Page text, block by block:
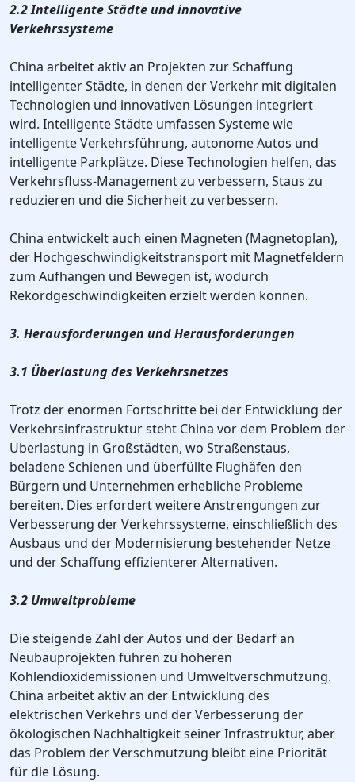
2.2 Intelligente Städte und innovative
Verkehrssysteme
China arbeitet aktiv an Projekten zur Schaffung
intelligenter Städte, in denen der Verkehr mit digitalen
Technologien und innovativen Lösungen integriert
wird. Intelligente Städte umfassen Systeme wie
intelligente Verkehrsführung, autonome Autos und
intelligente Parkplätze. Diese Technologien helfen, das
Verkehrsfluss-Management zu verbessern, Staus zu
reduzieren und die Sicherheit zu verbessern.
China entwickelt auch einen Magneten (Magnetoplan),
der Hochgeschwindigkeitstransport mit Magnetfeldern
zum Aufhängen und Bewegen ist, wodurch
Rekordgeschwindigkeiten erzielt werden können.
3. Herausforderungen und Herausforderungen
3.1 Überlastung des Verkehrsnetzes
Trotz der enormen Fortschritte bei der Entwicklung der
Verkehrsinfrastruktur steht China vor dem Problem der
Überlastung in Großstädten, wo Straßenstaus,
beladene Schienen und überfüllte Flughäfen den
Bürgern und Unternehmen erhebliche Probleme
bereiten. Dies erfordert weitere Anstrengungen zur
Verbesserung der Verkehrssysteme, einschließlich des
Ausbaus und der Modernisierung bestehender Netze
und der Schaffung effizienterer Alternativen.
3.2 Umweltprobleme
Die steigende Zahl der Autos und der Bedarf an
Neubauprojekten führen zu höheren
Kohlendioxidemissionen und Umweltverschmutzung.
China arbeitet aktiv an der Entwicklung des
elektrischen Verkehrs und der Verbesserung der
ökologischen Nachhaltigkeit seiner Infrastruktur, aber
das Problem der Verschmutzung bleibt eine Priorität
für die Lösung.